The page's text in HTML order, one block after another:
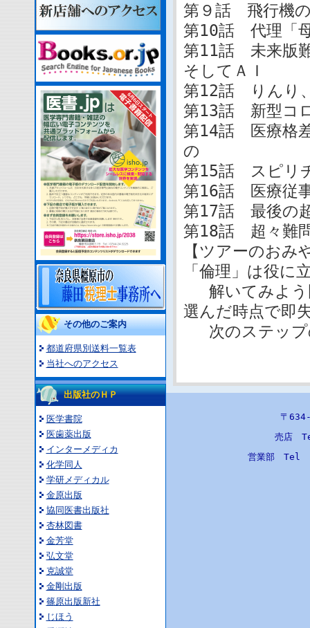
その他のご案内
都道府県別送料一覧表
当社へのアクセス
出版社のＨＰ
医学書院
医歯薬出版
インターメディカ
化学同人
学研メディカル
金原出版
協同医書出版社
杏林図書
金芳堂
弘文堂
克誠堂
金剛出版
篠原出版新社
じほう
第９話 飛行機
第10話 代理「
第11話 未来版
そしてＡＩ
第12話 りんり
第13話 新型コ
第14話 医療格
の
第15話 スピリ
第16話 医療従
第17話 最後の
第18話 超々難
【ツアーのおみ
「倫理」は役に
解いてみよう
選んだ時点で即
次のステップ
〒
売店
営業部 Tel